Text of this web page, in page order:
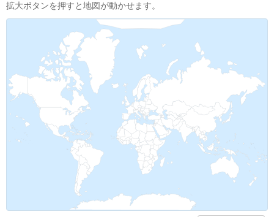
拡大ボタンを押すと地図が動かせます。